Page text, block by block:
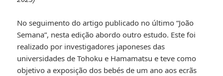
No seguimento do artigo publicado no último “João
Semana”, nesta edição abordo outro estudo. Este foi
realizado por investigadores japoneses das
universidades de Tohoku e Hamamatsu e teve como
objetivo a exposição dos bebés de um ano aos ecrãs